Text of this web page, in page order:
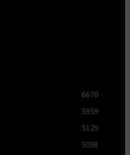
6670
5959
5129
5098